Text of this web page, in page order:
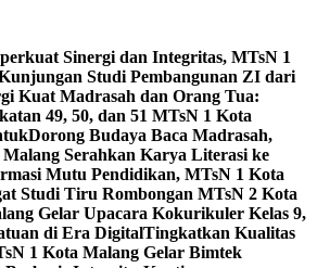
Sinergi dan Integritas, MTsN 1
Studi Pembangunan ZI dari
Kuat Madrasah dan Orang Tua:
49, 50, dan 51 MTsN 1 Kota
Dorong Budaya Baca Madrasah,
Serahkan Karya Literasi ke
Mutu Pendidikan, MTsN 1 Kota
Studi Tiru Rombongan MTsN 2 Kota
Gelar Upacara Kokurikuler Kelas 9,
di Era DigitalTingkatkan Kualitas
1 Kota Malang Gelar Bimtek